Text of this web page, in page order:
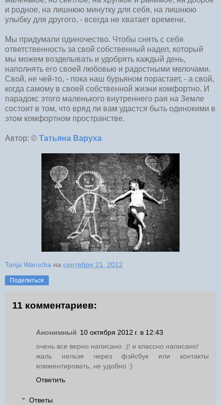
и родное, на лишнюю минутку для себя, на лишнюю
улыбку для другого, - всегда не хватает времени.
Мы придумали одиночество. Чтобы снять с себя
ответственность за свой собственный надел, который
мы можем возделывать и удобрять каждый день,
наполнять его своей любовью и радостными мелочами.
Свой, не чей-то, - пока наш бурьяном порастает, - а свой,
когда самому в своей собственной жизни комфортно. И
парадокс этого маленького внутреннего рая на Земле
состоит в том, что вряд ли вам удастся быть одинокими в
этом комфортном пространстве.
Автор: © Татьяна Варуха
Tanja Warucha на сентября 21, 2012
Поделиться
11 комментариев:
Анонимный 10 октября 2012 г. в 12:43
очень все верно написано :)! и классно написано!
жаль нельзя через фэйсбук или контакты
комментировать, не удобно :)
Ответить
Ответы